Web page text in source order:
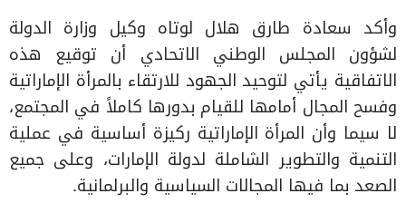
وأكد سعادة طارق هلال لوتاه وكيل وزارة الدولة
لشؤون المجلس الوطني الاتحادي أن توقيع هذه
الاتفاقية يأتي لتوحيد الجهود للارتقاء بالمرأة الإماراتية
وفسح المجال أمامها للقيام بدورها كاملاً في المجتمع،
لا سيما وأن المرأة الإماراتية ركيزة أساسية في عملية
التنمية والتطوير الشاملة لدولة الإمارات، وعلى جميع
الصعد بما فيها المجالات السياسية والبرلمانية.